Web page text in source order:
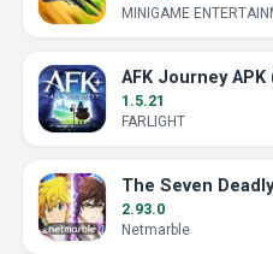
MINIGAME
AFK Journey
1.5.21
FARLIGHT
The Seven
2.93.0
Netmarble